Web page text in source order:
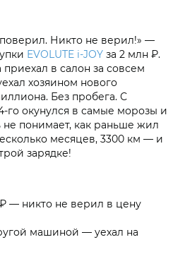
Никто не верил!» —
EVOLUTE i‑JOY за 2 млн ₽.
в салон за совсем
хозяином нового
Без пробега. С
го окунулся в самые морозы и
понимает, как раньше жил
месяцев, 3300 км — и
зарядке!
— никто не верил в цену
машиной — уехал на